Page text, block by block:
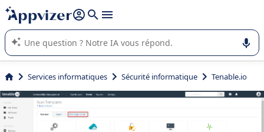
répondre (plusieurs lignes avec
L'IA de Appvizer vous guide dans l'utilisation ou la sélection de
logiciel SaaS en entreprise.
Services informatiques Sécurité informatique Tenable.io